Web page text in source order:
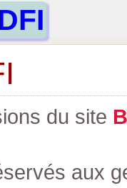
du site B
aux